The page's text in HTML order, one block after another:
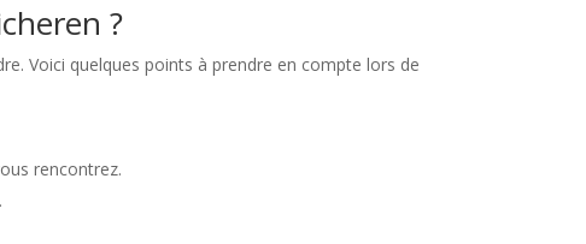
?
Voici quelques points à prendre en compte lors de
rencontrez.